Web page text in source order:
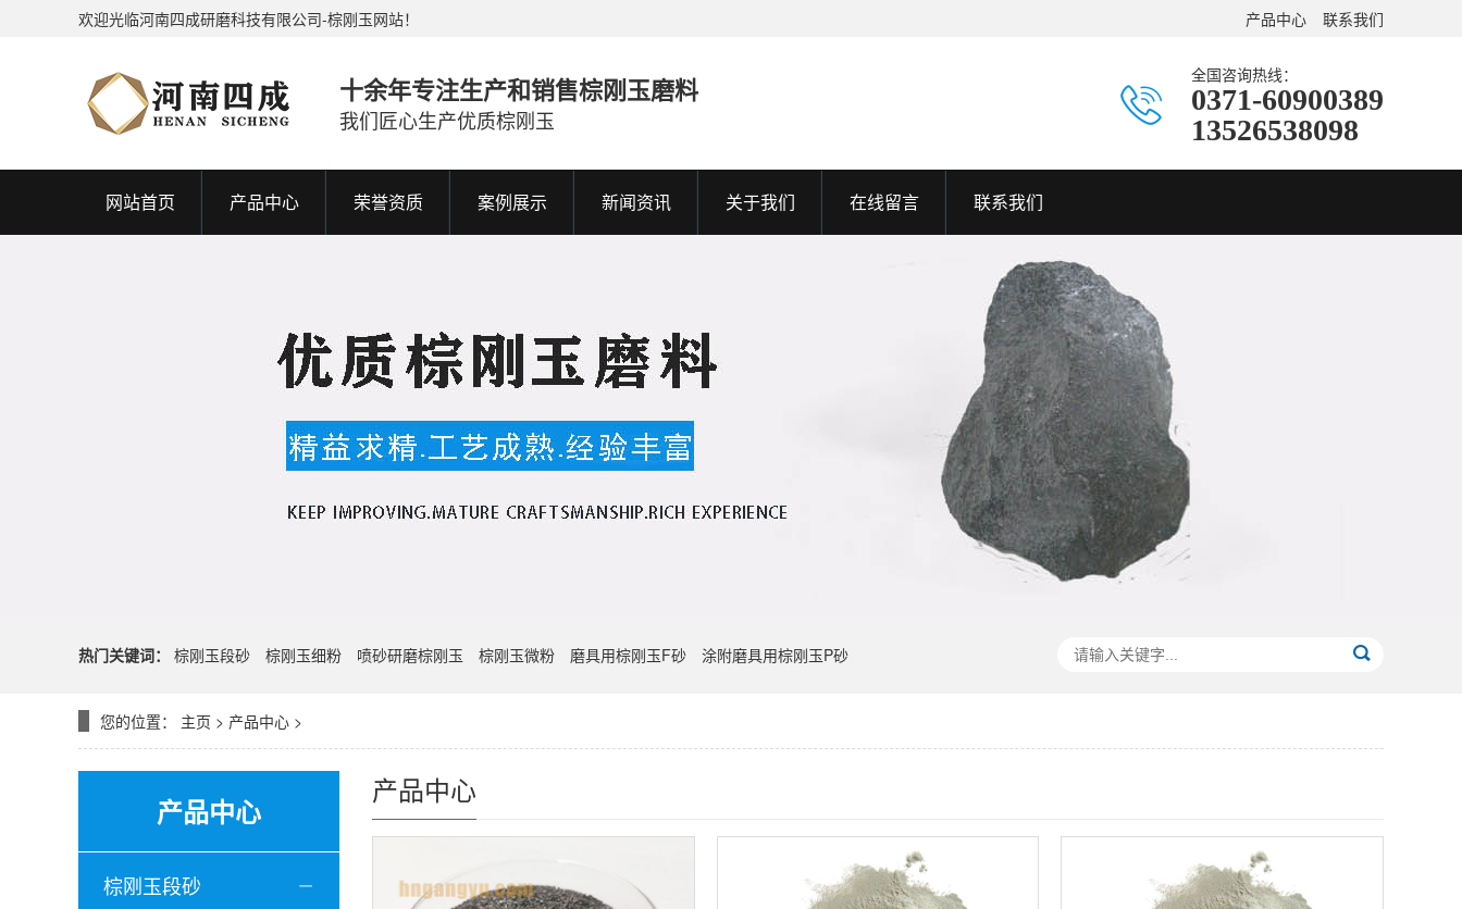
产品中心 联系我们
欢迎光临河南四成研磨科技有限公司-棕刚玉网站！
十余年专注生产和销售棕刚玉磨料
我们匠心生产优质棕刚玉
全国咨询热线：
0371-60900389
13526538098
网站首页 产品中心 荣誉资质 案例展示 新闻资讯 关于我们 在线留言 联系我们
热门关键词： 棕刚玉段砂 棕刚玉细粉 喷砂研磨棕刚玉 棕刚玉微粉 磨具用棕刚玉F砂 涂附磨具用棕刚玉P砂
您的位置： 主页 > 产品中心 >
产品中心
棕刚玉段砂
产品中心